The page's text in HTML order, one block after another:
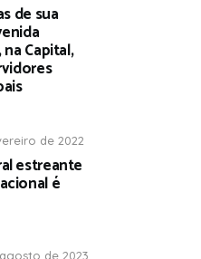
de sua
Capital,
de 2022
estreante
é
de 2023